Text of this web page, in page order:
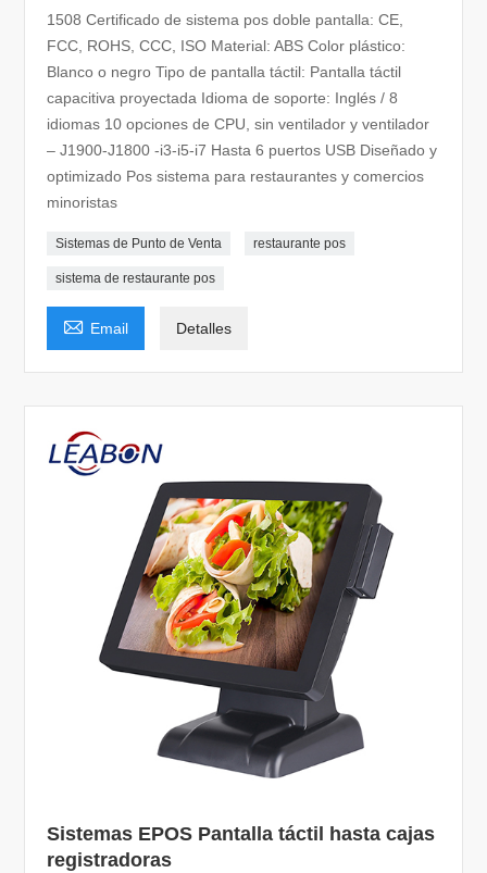
1508 Certificado de sistema pos doble pantalla: CE,
FCC, ROHS, CCC, ISO Material: ABS Color plástico:
Blanco o negro Tipo de pantalla táctil: Pantalla táctil
capacitiva proyectada Idioma de soporte: Inglés / 8
idiomas 10 opciones de CPU, sin ventilador y ventilador
– J1900-J1800 -i3-i5-i7 Hasta 6 puertos USB Diseñado y
optimizado Pos sistema para restaurantes y comercios
minoristas
Sistemas de Punto de Venta restaurante pos
sistema de restaurante pos
 Email Detalles
Sistemas EPOS Pantalla táctil hasta cajas
registradoras